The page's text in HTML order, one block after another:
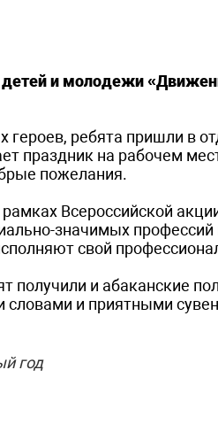
и молодежи
ребята пришли в
праздник на рабочем
пожелания.
Всероссийской
значимых
свой
получили и абаканские
словами и приятными
год